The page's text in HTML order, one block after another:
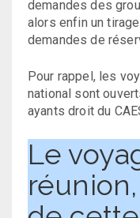
demandes des
alors enfin un
demandes de
Pour rappel, les
national sont
ayants droit du
Le